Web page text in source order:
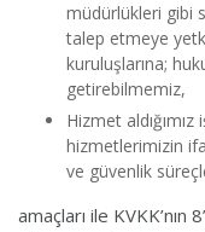
müdürlükleri gibi
talep etmeye
kuruluşlarına;
getirebilmemiz,
Hizmet aldığımız
hizmetlerimizin
ve güvenlik
amaçları ile